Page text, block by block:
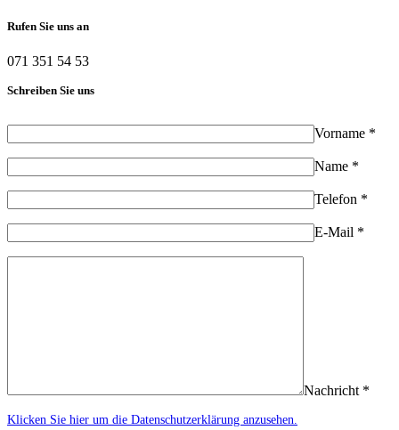
Rufen Sie uns an
071 351 54 53
Schreiben Sie uns
Vorname *
Name *
Telefon *
E-Mail *
Nachricht *
Klicken Sie hier um die Datenschutzerklärung anzusehen.